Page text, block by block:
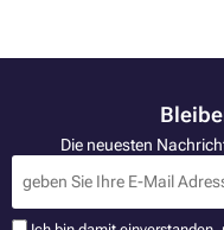
Die neuesten